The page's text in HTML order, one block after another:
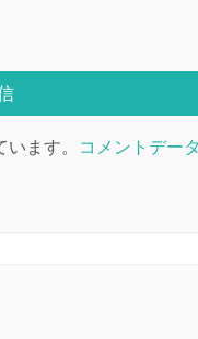
ます。
コメントデー